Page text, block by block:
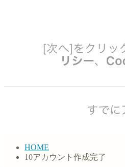
HOME
10アカウント作成完了